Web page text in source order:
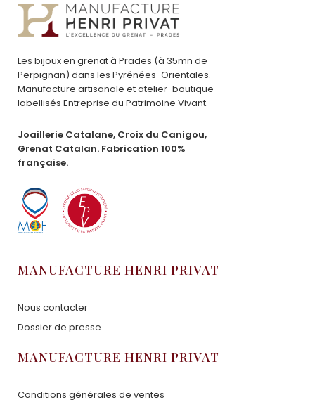
Les bijoux en grenat à Prades (à 35mn de
Perpignan) dans les Pyrénées-Orientales.
Manufacture artisanale et atelier-boutique
labellisés Entreprise du Patrimoine Vivant.
Joaillerie Catalane, Croix du Canigou,
Grenat Catalan. Fabrication 100%
française.
MANUFACTURE HENRI PRIVAT
Nous contacter
Dossier de presse
MANUFACTURE HENRI PRIVAT
Conditions générales de ventes